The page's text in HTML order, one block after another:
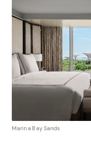
Marina Bay Sands